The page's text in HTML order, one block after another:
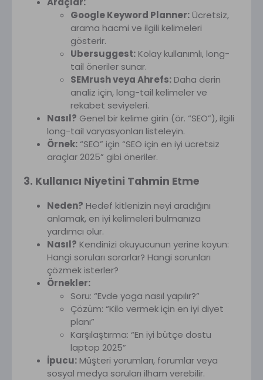
Google Keyword Planner: Ücretsiz,
arama hacmi ve ilgili kelimeleri
gösterir.
Ubersuggest: Kolay kullanımlı, long-
tail öneriler sunar.
SEMrush veya Ahrefs: Daha derin
analiz için, long-tail kelimeler ve
rekabet seviyeleri.
Nasıl? Genel bir kelime girin (ör. “SEO”), ilgili
long-tail varyasyonları listeleyin.
Örnek:“SEO” için “SEO için en iyi ücretsiz
araçlar 2025” gibi öneriler.
3. Kullanıcı Niyetini Tahmin Etme
Neden? Hedef kitlenizin neyi aradığını
anlamak, en iyi kelimeleri bulmanıza
yardımcı olur.
Nasıl? Kendinizi okuyucunun yerine koyun:
Hangi soruları sorarlar? Hangi sorunları
çözmek isterler?
Örnekler:
Soru: “Evde yoga nasıl yapılır?”
Çözüm: “Kilo vermek için en iyi diyet
planı”
Karşılaştırma: “En iyi bütçe dostu
laptop 2025”
İpucu: Müşteri yorumları, forumlar veya
sosyal medya soruları ilham verebilir.